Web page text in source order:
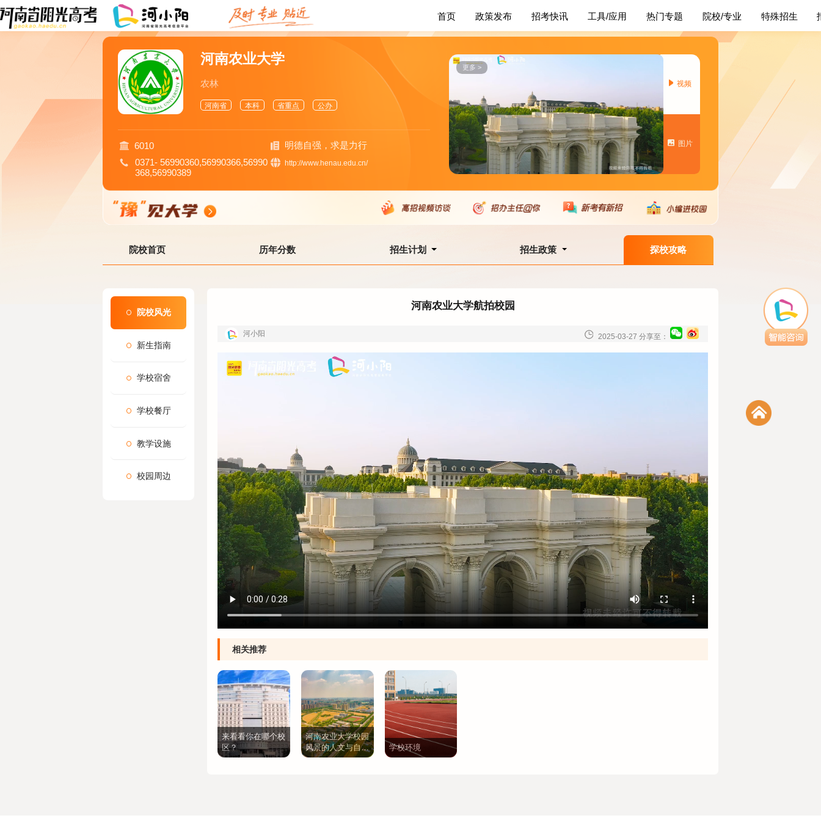
首页 政策发布 招考快讯 工具/应用 热门专题 院校/专业 特殊招生
河南农业大学
农林
河南省 本科 省重点 公办
6010
明德自强，求是力行
0371- 56990360,56990366,56990
368,56990389
http://www.henau.edu.cn/
更多 >
视频
图片
院校首页 历年分数 招生计划 招生政策 探校攻略
院校风光
新生指南
学校宿舍
学校餐厅
教学设施
校园周边
河南农业大学航拍校园
河小阳 2025-03-27 分享至：
相关推荐
来看看你在哪个校
区？
河南农业大学校园
风景的人文与自然
交响
学校环境